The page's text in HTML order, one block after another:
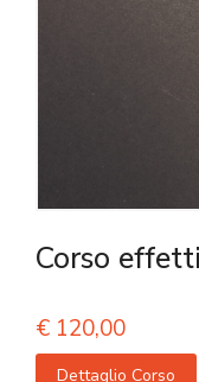
Corso
€ 120,00
Dettaglio Corso